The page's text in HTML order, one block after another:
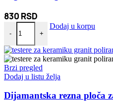
830 RSD
-
Digitalna vaga kantar do 50kg
+
Dodaj u korpu
Brzi pregled
Dodaj u listu želja
Dijamantska rezna ploča